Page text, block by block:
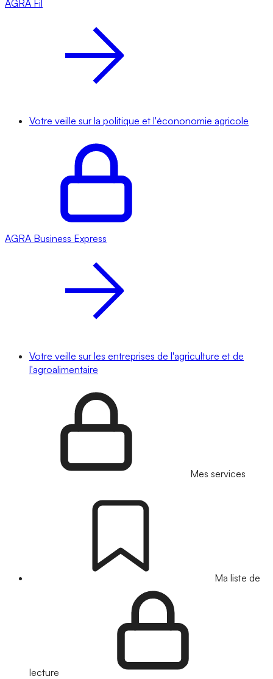
AGRA Fil
Votre veille sur la politique et l'écononomie agricole
AGRA Business Express
Votre veille sur les entreprises de l'agriculture et de
l'agroalimentaire
Mes services
Ma liste de
lecture